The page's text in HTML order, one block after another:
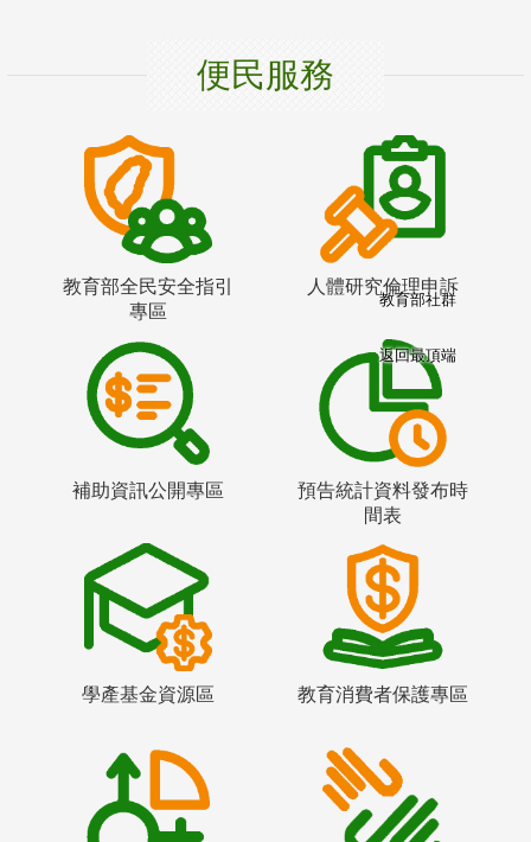
便民服務
教育部全民安全指引
專區
人體研究倫理申訴
補助資訊公開專區
預告統計資料發布時
間表
學產基金資源區 教育消費者保護專區
教育部社群
返回最頂端